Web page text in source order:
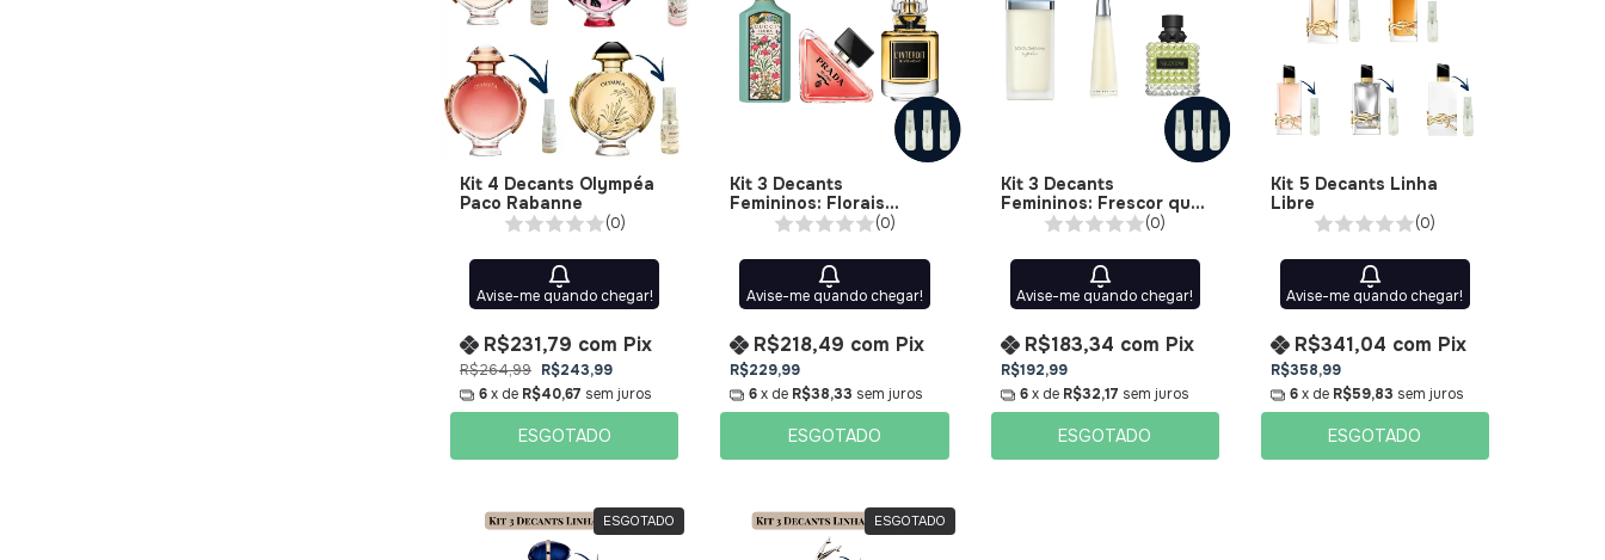
Kit 4 Decants Olympéa
Paco Rabanne
(0)
Avise-me quando chegar!
R$264,99 R$243,99
R$231,79 com Pix
6x de R$40,67 sem juros
ESGOTADO
Kit 3 Decants
Femininos: Florais
Sofisticados de Março
(0)
Avise-me quando chegar!
R$229,99
R$218,49 com Pix
6 x de R$38,33 sem juros
ESGOTADO
Kit 3 Decants
Femininos: Frescor que
Encanta em Março
(0)
Avise-me quando chegar!
R$192,99
R$183,34 com Pix
6 x de R$32,17 sem juros
ESGOTADO
Kit 5 Decants Linha
Libre
(0)
Avise-me quando chegar!
R$358,99
R$341,04 com Pix
6 x de R$59,83 sem juros
ESGOTADO
ESGOTADO ESGOTADO